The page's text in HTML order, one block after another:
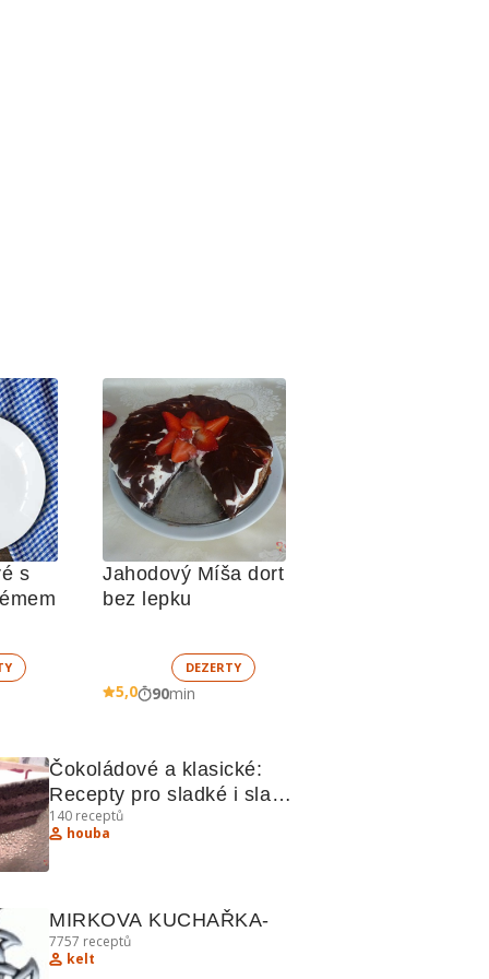
s
Jahodový Míša dort
bez lepku
DEZERTY
5,0 90min
Čokoládové a klasické:
Recepty pro sladké i slané
chuťové buňky
140 receptů
houba
MIRKOVA KUCHAŘKA-
7757 receptů
kelt